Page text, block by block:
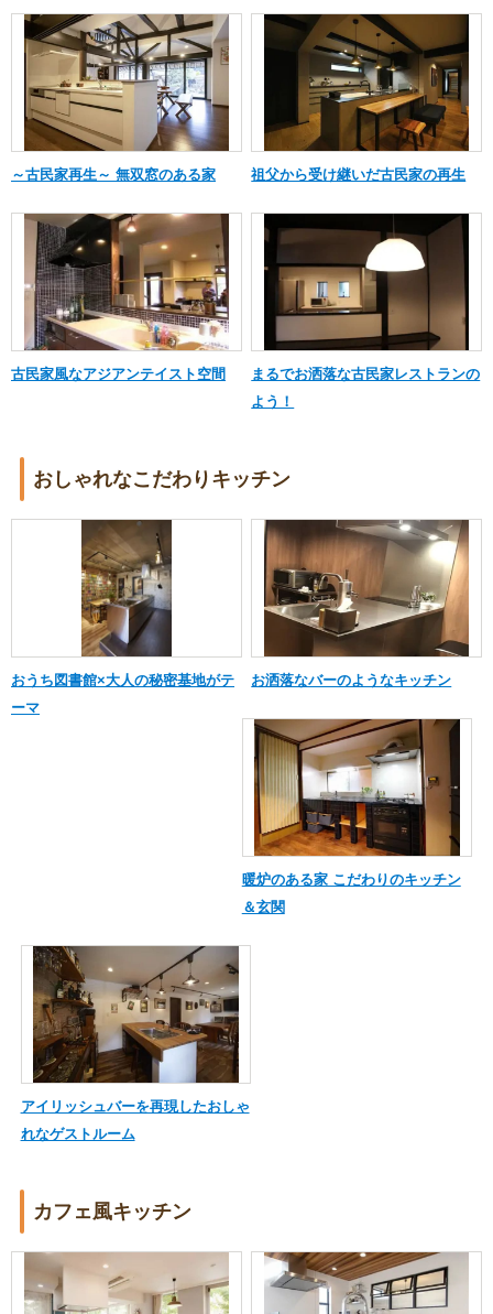
～古民家再生～ 無双窓のある家 祖父から受け継いだ古民家の再生
古民家風なアジアンテイスト空間
まるでお洒落な古民家レストランの
よう！
おしゃれなこだわりキッチン
おうち図書館×大人の秘密基地がテ
ーマ
お洒落なバーのようなキッチン
暖炉のある家 こだわりのキッチン
＆玄関
アイリッシュバーを再現したおしゃ
れなゲストルーム
カフェ風キッチン